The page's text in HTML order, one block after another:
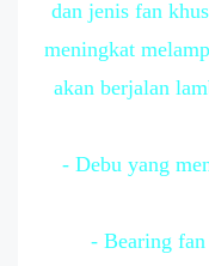
dan jenis fan
meningkat
akan berjalan
- Debu yang
- Bearing